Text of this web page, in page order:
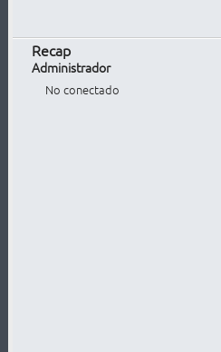
Recap
Administrador
No conectado